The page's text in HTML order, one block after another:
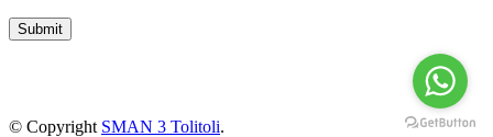
© Copyright SMAN 3 Tolitoli.